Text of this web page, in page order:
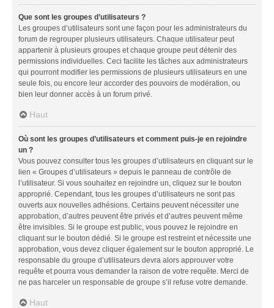
Que sont les groupes d’utilisateurs ?
Les groupes d’utilisateurs sont une façon pour les administrateurs du
forum de regrouper plusieurs utilisateurs. Chaque utilisateur peut
appartenir à plusieurs groupes et chaque groupe peut détenir des
permissions individuelles. Ceci facilite les tâches aux administrateurs
qui pourront modifier les permissions de plusieurs utilisateurs en une
seule fois, ou encore leur accorder des pouvoirs de modération, ou
bien leur donner accès à un forum privé.
Haut
Où sont les groupes d’utilisateurs et comment puis-je en rejoindre
un ?
Vous pouvez consulter tous les groupes d’utilisateurs en cliquant sur le
lien « Groupes d’utilisateurs » depuis le panneau de contrôle de
l’utilisateur. Si vous souhaitez en rejoindre un, cliquez sur le bouton
approprié. Cependant, tous les groupes d’utilisateurs ne sont pas
ouverts aux nouvelles adhésions. Certains peuvent nécessiter une
approbation, d’autres peuvent être privés et d’autres peuvent même
être invisibles. Si le groupe est public, vous pouvez le rejoindre en
cliquant sur le bouton dédié. Si le groupe est restreint et nécessite une
approbation, vous devez cliquer également sur le bouton approprié. Le
responsable du groupe d’utilisateurs devra alors approuver votre
requête et pourra vous demander la raison de votre requête. Merci de
ne pas harceler un responsable de groupe s’il refuse votre demande.
Haut